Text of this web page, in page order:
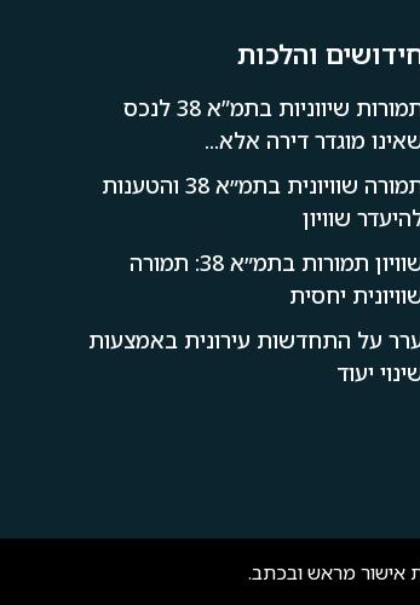
והלכות
תמורות שיווניות בתמ”א 38 לנכס
מוגדר דירה אלא...
תמורה שוויונית בתמ״א 38 והטענות
שוויון
שוויון תמורות בתמ״א 38: תמורה
יחסית
על התחדשות עירונית באמצעות
יעוד